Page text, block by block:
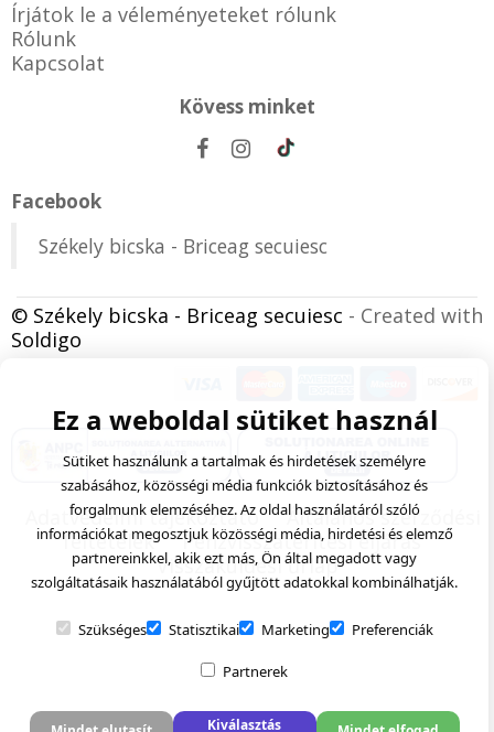
Írjátok le a véleményeteket rólunk
Rólunk
Kapcsolat
Kövess minket
Facebook
Székely bicska - Briceag secuiesc
© Székely bicska - Briceag secuiesc - Created with
Soldigo
Adatvédelmi tájékoztató
Általános szerződési
feltételek
Pénzvisszatérítési eljárás
Visszaküldési űrlap
Ez a weboldal sütiket használ
Sütiket használunk a tartalmak és hirdetések személyre
szabásához, közösségi média funkciók biztosításához és
forgalmunk elemzéséhez. Az oldal használatáról szóló
információkat megosztjuk közösségi média, hirdetési és elemző
partnereinkkel, akik ezt más, Ön által megadott vagy
szolgáltatásaik használatából gyűjtött adatokkal kombinálhatják.
Szükséges Statisztikai Marketing Preferenciák
Partnerek
Kiválasztás